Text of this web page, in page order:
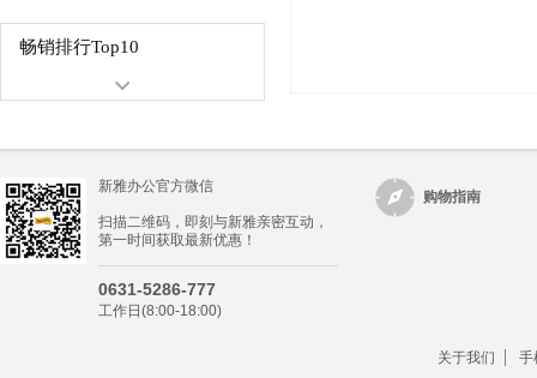
畅销排行Top10
新雅办公官方微信
扫描二维码，即刻与新雅亲密互动，
第一时间获取最新优惠！
0631-5286-777
工作日(8:00-18:00)
购物指南
关于我们 手